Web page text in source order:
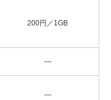
200円／1GB
―
―